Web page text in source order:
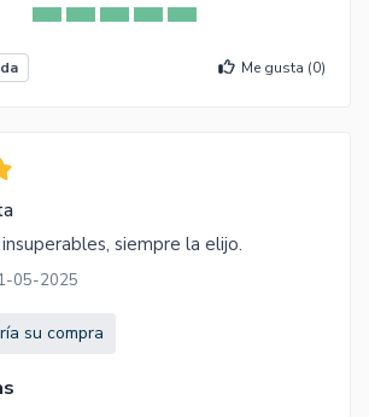
Me gusta (0)
siempre la elijo.
05-2025
su compra